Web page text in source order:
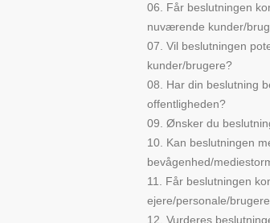
06. Får beslutningen
nuværende kunder/
07. Vil beslutningen
kunder/brugere?
08. Har din beslutning
offentligheden?
09. Ønsker du
10. Kan beslutningen
bevågenhed/
11. Får beslutningen
ejere/personale/
12. Vurderes